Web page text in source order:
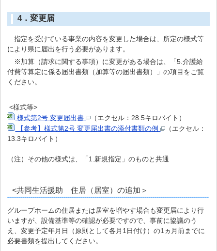
4．変更届
指定を受けている事業の内容を変更した場合は、所定の様式等
により県に届出を行う必要があります。
※加算（請求に関する事項）に変更がある場合は、「5.介護給
付費等算定に係る届出書類（加算等の届出書類）」の項目をご覧
ください。
<様式等>
様式第2号 変更届出書
（エクセル：28.5キロバイト）
【参考】様式第2号 変更届出書の添付書類の例
（エクセル：
13.3キロバイト）
（注）その他の様式は、「1.新規指定」のものと共通
<共同生活援助 住居（居室）の追加＞
グループホームの住居または居室を増やす場合も変更届により行
いますが、設備基準等の確認が必要ですので、事前に協議のう
え、変更予定年月日（原則として各月1日付け）の1ヵ月前までに
必要書類を提出してください。